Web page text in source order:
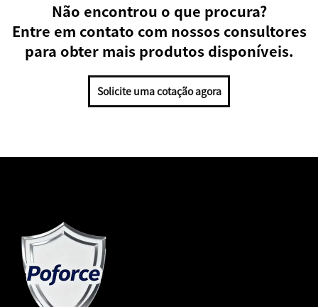
Não encontrou o que procura?
Entre em contato com nossos consultores
para obter mais produtos disponíveis.
Solicite uma cotação agora